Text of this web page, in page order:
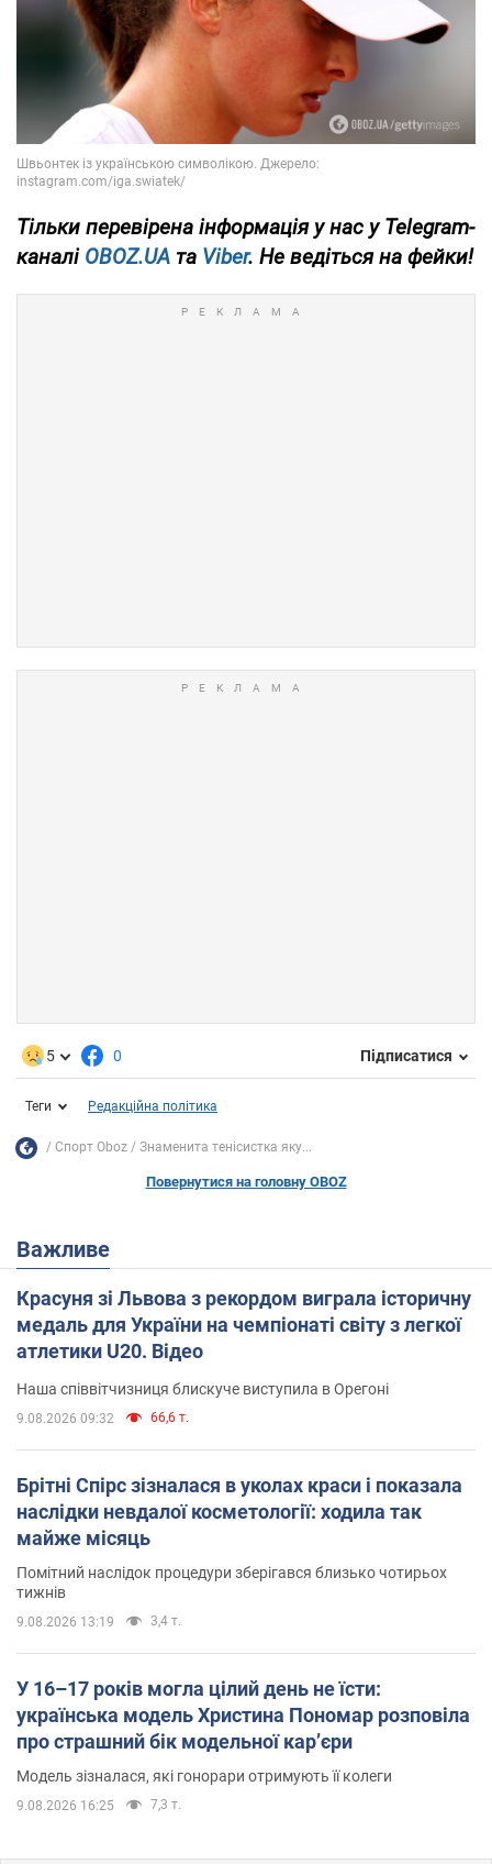
Тільки перевірена інформація у нас у Telegram-
каналі OBOZ.UA та Viber. Не ведіться на фейки!
5 0 Підписатися
Теги Редакційна політика
Спорт Oboz Знаменита тенісистка яку...
Повернутися на головну OBOZ
Важливе
Красуня зі Львова з рекордом виграла історичну
медаль для України на чемпіонаті світу з легкої
атлетики U20. Відео
Наша співвітчизниця блискуче виступила в Орегоні
9.08.2026 09:32 66,6 т.
Брітні Спірс зізналася в уколах краси і показала
наслідки невдалої косметології: ходила так
майже місяць
Помітний наслідок процедури зберігався близько чотирьох
тижнів
9.08.2026 13:19 3,4 т.
У 16–17 років могла цілий день не їсти:
українська модель Христина Пономар розповіла
про страшний бік модельної кар’єри
Модель зізналася, які гонорари отримують її колеги
9.08.2026 16:25 7,3 т.